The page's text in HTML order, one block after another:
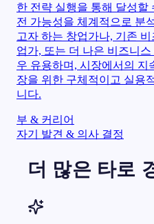
한 전략 실행을 통해 달성할
전 가능성을 체계적으로 분
고자 하는 창업가나, 기존
업가, 또는 더 나은 비즈니
우 유용하며, 시장에서의 지
장을 위한 구체적이고 실용
니다.
부 & 커리어
자기 발견 & 의사 결정
더 많은 타로